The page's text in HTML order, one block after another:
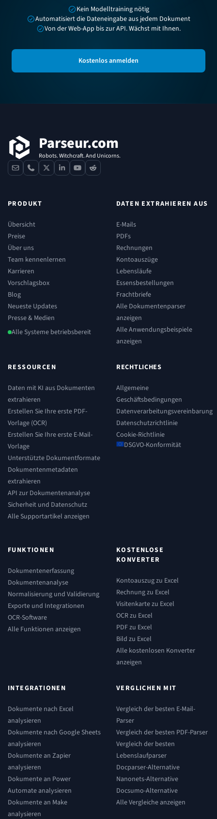
Kein Modelltraining nötig
Automatisiert die Dateneingabe aus jedem Dokument
Von der Web-App bis zur API. Wächst mit Ihnen.
Kostenlos anmelden
Parseur.com
Robots. Witchcraft. And Unicorns.
contactphone
x linkedinyoutube
reddit
PRODUKT
Übersicht
Preise
Über uns
Team kennenlernen
Karrieren
Vorschlagsbox
Blog
Neueste Updates
Presse & Medien
Alle Systeme betriebsbereit
DATEN EXTRAHIEREN AUS
E-Mails
PDFs
Rechnungen
Kontoauszüge
Lebensläufe
Essensbestellungen
Frachtbriefe
Alle Dokumentenparser
anzeigen
Alle Anwendungsbeispiele
anzeigen
RESSOURCEN
Daten mit KI aus Dokumenten
extrahieren
Erstellen Sie Ihre erste PDF-
Vorlage (OCR)
Erstellen Sie Ihre erste E-Mail-
Vorlage
Unterstützte Dokumentformate
Dokumentenmetadaten
extrahieren
API zur Dokumentenanalyse
Sicherheit und Datenschutz
Alle Supportartikel anzeigen
RECHTLICHES
Allgemeine
Geschäftsbedingungen
Datenverarbeitungsvereinbarung
Datenschutzrichtlinie
Cookie-Richtlinie
DSGVO-Konformität
FUNKTIONEN
Dokumentenerfassung
Dokumentenanalyse
Normalisierung und Validierung
Exporte und Integrationen
OCR-Software
Alle Funktionen anzeigen
KOSTENLOSE
KONVERTER
Kontoauszug zu Excel
Rechnung zu Excel
Visitenkarte zu Excel
OCR zu Excel
PDF zu Excel
Bild zu Excel
Alle kostenlosen Konverter
anzeigen
INTEGRATIONEN
Dokumente nach Excel
analysieren
Dokumente nach Google Sheets
analysieren
Dokumente an Zapier
analysieren
Dokumente an Power
Automate analysieren
Dokumente an Make
analysieren
VERGLICHEN MIT
Vergleich der besten E-Mail-
Parser
Vergleich der besten PDF-Parser
Vergleich der besten
Lebenslaufparser
Docparser-Alternative
Nanonets-Alternative
Docsumo-Alternative
Alle Vergleiche anzeigen